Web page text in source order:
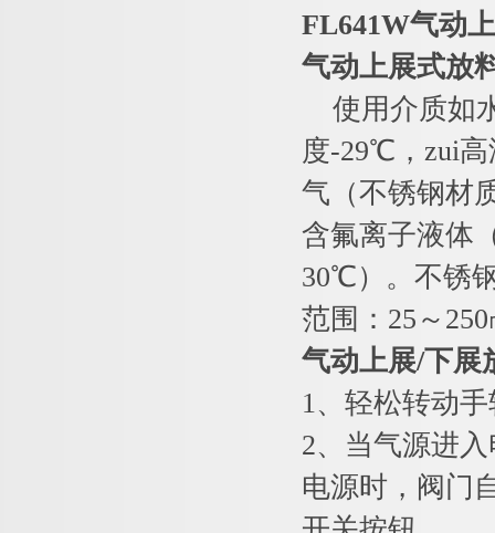
FL641W气动
气动上展式放
使用介质如
度-29℃，zui
气（不锈钢材
含氟离子液体
30℃）。不锈
范围：25～
气动上展/下展
1、轻松转动
2、当气源进
电源时，阀门